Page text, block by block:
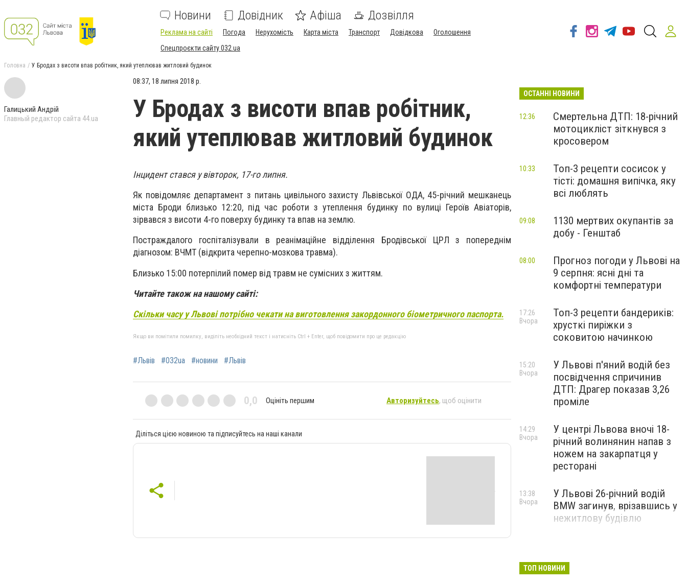
Новини Довідник Афіша Дозвілля
Реклама на сайті Погода Нерухомість Карта міста Транспорт Довідкова
Оголошення
Спецпроєкти сайту 032.ua
Головна У Бродах з висоти впав робітник, який утеплював житловий будинок
Галицький Андрій
Главный редактор сайта 44.ua
08:37, 18 липня 2018 р.
У Бродах з висоти впав робітник,
який утеплював житловий будинок
Інцидент стався у вівторок, 17-го липня.
Як повідомляє департамент з питань цивільного захисту Львівської ОДА, 45-річний мешканець
міста Броди близько 12:20, під час роботи з утеплення будинку по вулиці Героїв Авіаторів,
зірвався з висоти 4-го поверху будинку та впав на землю.
Постраждалого госпіталізували в реанімаційне відділення Бродівської ЦРЛ з попереднім
діагнозом: ВЧМТ (відкрита черепно-мозкова травма).
Близько 15:00 потерпілий помер відтравм не сумісних з життям.
Читайте також на нашому сайті:
Скільки часу у Львові потрібно чекати на виготовлення закордонного біометричного паспорта.
Якщо ви помітили помилку, виділіть необхідний текст і натисніть Ctrl + Enter, щоб повідомити про це редакцію
#Львів #032ua #новини #Львів
0,0 Оцініть першим Авторизуйтесь, щоб оцінити
Діліться цією новиною та підписуйтесь на наші канали
ОСТАННІ НОВИНИ
Смертельна ДТП: 18-річний
мотоцикліст зіткнувся з
кросовером
12:36
Топ-3 рецепти сосисок у
тісті: домашня випічка, яку
всі люблять
10:33
1130 мертвих окупантів за
добу - Генштаб
09:08
Прогноз погоди у Львові на
9 серпня: ясні дні та
комфортні температури
08:00
Топ-3 рецепти бандериків:
хрусткі пиріжки з
соковитою начинкою
17:26
Вчора
У Львові п'яний водій без
посвідчення спричинив
ДТП: Драгер показав 3,26
проміле
15:20
Вчора
У центрі Львова вночі 18-
річний волинянин напав з
ножем на закарпатця у
ресторані
14:29
Вчора
У Львові 26-річний водій
BMW загинув, врізавшись у
нежитлову будівлю
13:38
Вчора
ТОП НОВИНИ